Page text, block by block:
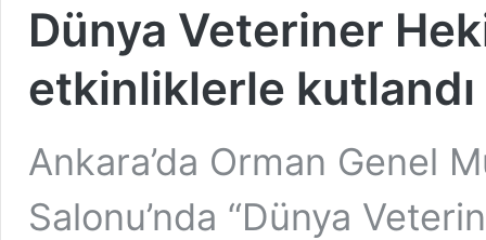
Dünya Veteriner
etkinliklerle kutlandı
Ankara’da Orman Genel
Salonu’nda “Dünya